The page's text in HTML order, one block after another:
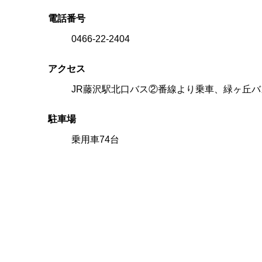
電話番号
0466-22-2404
アクセス
JR藤沢駅北口バス②番線より乗車、緑ヶ丘
駐車場
乗用車74台